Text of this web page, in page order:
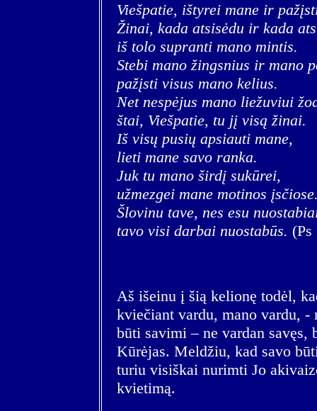
Viešpatie, ištyrei mane ir
Žinai, kada atsisėdu ir kada
iš tolo supranti mano mintis.
Stebi mano žingsnius ir mano
pažįsti visus mano kelius.
Net nespėjus mano liežuviui
štai, Viešpatie, tu jį visą žinai.
Iš visų pusių apsiauti mane,
lieti mane savo ranka.
Juk tu mano širdį sukūrei,
užmezgei mane motinos
Šlovinu tave, nes esu
tavo visi darbai nuostabūs.
Aš išeinu į šią kelionę todėl,
kviečiant vardu, mano vardu, -
būti savimi – ne vardan savęs,
Kūrėjas. Meldžiu, kad savo
turiu visiškai nurimti Jo
kvietimą.